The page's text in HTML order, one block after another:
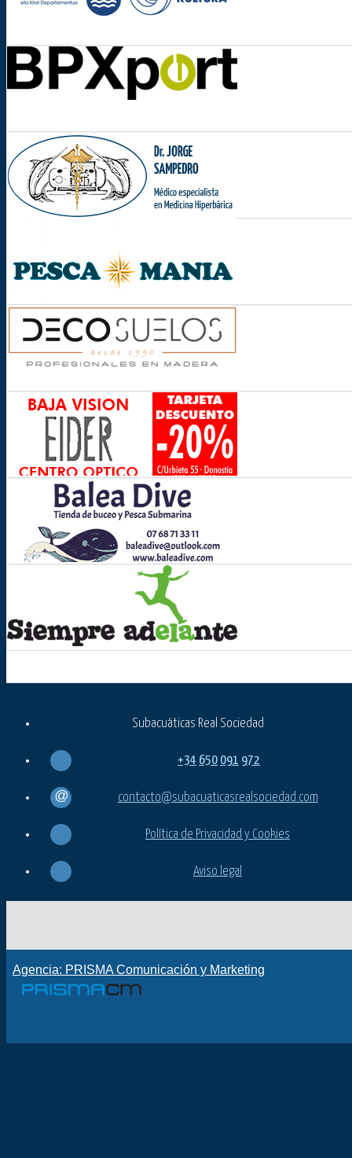
Subacuáticas Real Sociedad
+34 650 091 972
contacto@subacuaticasrealsociedad.com
Política de Privacidad y Cookies
Aviso legal
Agencia: PRISMA Comunicación y Marketing